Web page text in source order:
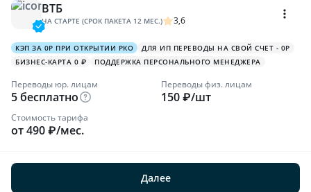
ВТБ
НА СТАРТЕ (СРОК ПАКЕТА 12 МЕС.) 3,6
КЭП ЗА 0Р ПРИ ОТКРЫТИИ РКО
ДЛЯ ИП ПЕРЕВОДЫ НА СВОЙ СЧЕТ - 0Р
БИЗНЕС-КАРТА 0 ₽
ПОДДЕРЖКА ПЕРСОНАЛЬНОГО МЕНЕДЖЕРА
Переводы юр. лицам
5 бесплатно
Переводы физ. лицам
150 ₽/шт
Стоимость тарифа
от 490 ₽/мес.
Далее